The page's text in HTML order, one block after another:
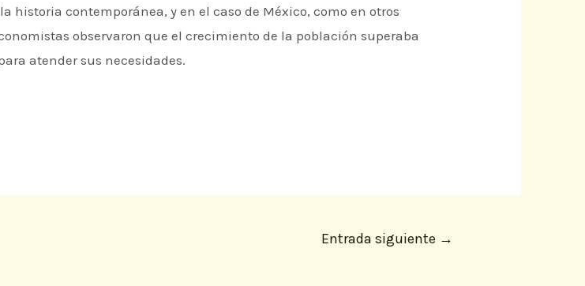
historia contemporánea, y en el caso de México, como en otros
observaron que el crecimiento de la población superaba
atender sus necesidades.
Entrada siguiente →